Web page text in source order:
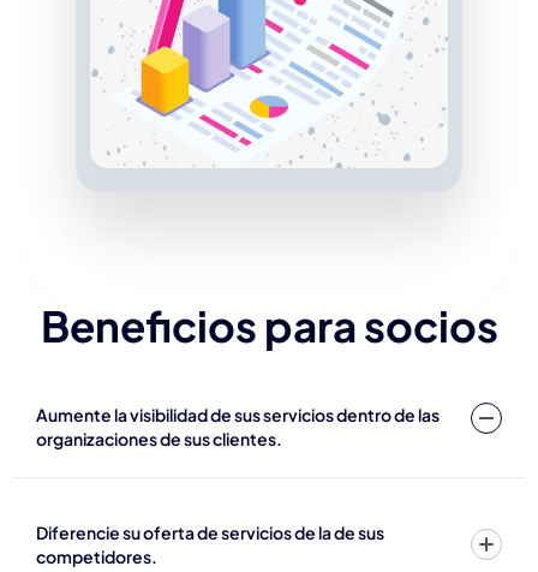
Beneficios para socios
Aumente la visibilidad de sus servicios dentro de las
organizaciones de sus clientes.
Diferencie su oferta de servicios de la de sus
competidores.